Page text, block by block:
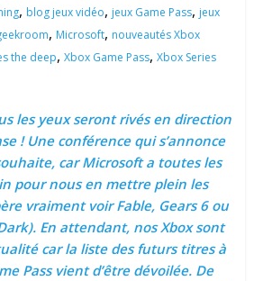
, blog jeux vidéo, jeux Game Pass, jeux
, Microsoft, nouveautés Xbox
the deep, Xbox Game Pass, Xbox Series
les yeux seront rivés en direction
! Une conférence qui s’annonce
car Microsoft a toutes les
pour nous en mettre plein les
vraiment voir Fable, Gears 6 ou
En attendant, nos Xbox sont
car la liste des futurs titres à
Pass vient d’être dévoilée. De